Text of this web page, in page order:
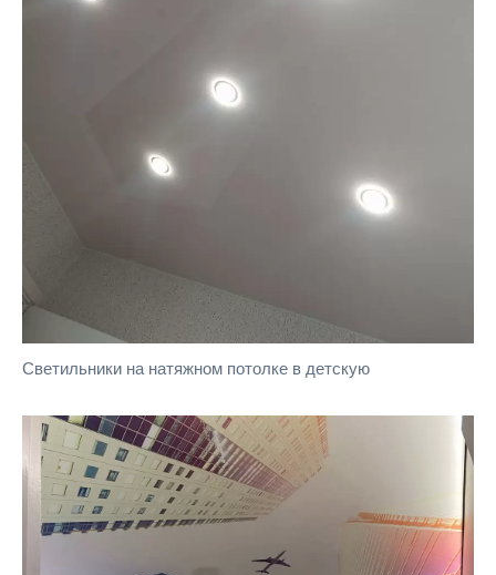
Светильники на натяжном потолке в детскую